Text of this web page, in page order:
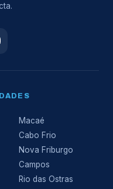
Macaé
Cabo Frio
Nova Friburgo
Campos
Rio das Ostras